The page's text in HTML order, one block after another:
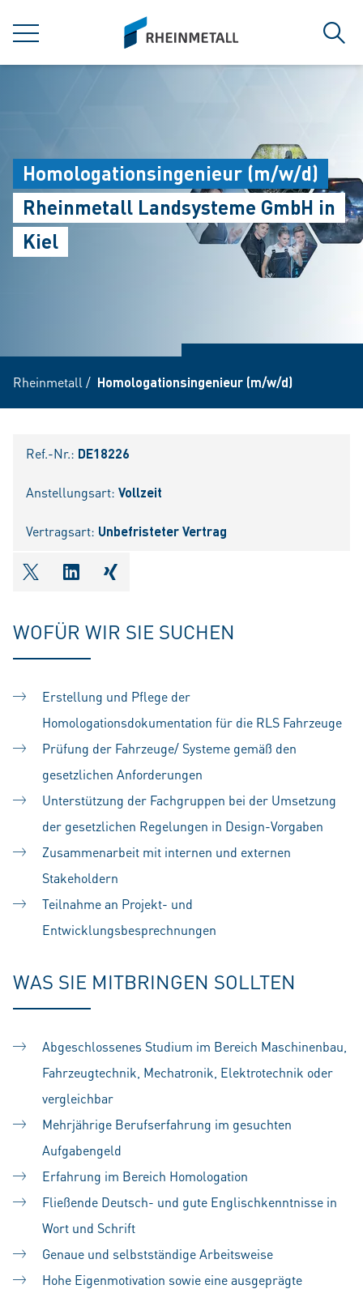
MENÜ
siteLogo
Homologationsingenieur (m/w/d)
Rheinmetall Landsysteme GmbH in
Kiel
Rheinmetall / Homologationsingenieur (m/w/d)
Ref.-Nr.: DE18226
Anstellungsart: Vollzeit
Vertragsart: Unbefristeter Vertrag
shareOntwitter
shareOnlinkedIn
shareOnxing
WOFÜR WIR SIE SUCHEN
Erstellung und Pflege der
Homologationsdokumentation für die RLS Fahrzeuge
Prüfung der Fahrzeuge/ Systeme gemäß den
gesetzlichen Anforderungen
Unterstützung der Fachgruppen bei der Umsetzung
der gesetzlichen Regelungen in Design-Vorgaben
Zusammenarbeit mit internen und externen
Stakeholdern
Teilnahme an Projekt- und
Entwicklungsbesprechnungen
WAS SIE MITBRINGEN SOLLTEN
Abgeschlossenes Studium im Bereich Maschinenbau,
Fahrzeugtechnik, Mechatronik, Elektrotechnik oder
vergleichbar
Mehrjährige Berufserfahrung im gesuchten
Aufgabengeld
Erfahrung im Bereich Homologation
Fließende Deutsch- und gute Englischkenntnisse in
Wort und Schrift
Genaue und selbstständige Arbeitsweise
Hohe Eigenmotivation sowie eine ausgeprägte